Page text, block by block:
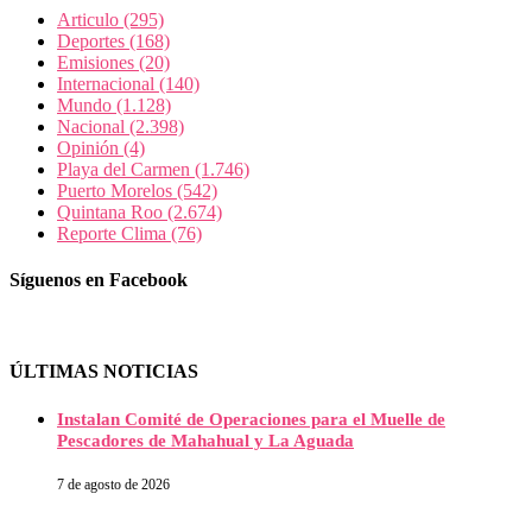
Articulo (295)
Deportes (168)
Emisiones (20)
Internacional (140)
Mundo (1.128)
Nacional (2.398)
Opinión (4)
Playa del Carmen (1.746)
Puerto Morelos (542)
Quintana Roo (2.674)
Reporte Clima (76)
Síguenos en Facebook
ÚLTIMAS NOTICIAS
Instalan Comité de Operaciones para el Muelle de
Pescadores de Mahahual y La Aguada
7 de agosto de 2026